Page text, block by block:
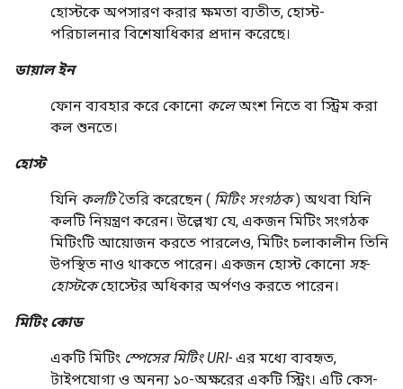
হোস্টকে অপসারণ করার ক্ষমতা ব্যতীত, হোস্ট-
পরিচালনার বিশেষাধিকার প্রদান করেছে।
ডায়াল ইন
ফোন ব্যবহার করে কোনো কলেঅংশ নিতে বা স্ট্রিম করা
কল শুনতে।
হোস্ট
যিনি কলটিতৈরি করেছেন ( মিটিং সংগঠক) অথবা যিনি
কলটি নিয়ন্ত্রণ করেন। উল্লেখ্য যে, একজন মিটিং সংগঠক
মিটিংটি আয়োজন করতে পারলেও, মিটিং চলাকালীন তিনি
উপস্থিত নাও থাকতে পারেন। একজন হোস্ট কোনো সহ-
হোস্টকেহোস্টের অধিকার অর্পণও করতে পারেন।
মিটিং কোড
একটি মিটিং স্পেসের মিটিং URI- এর মধ্যে ব্যবহৃত,
টাইপযোগ্য ও অনন্য ১০-অক্ষরের একটি স্ট্রিং। এটি কেস-